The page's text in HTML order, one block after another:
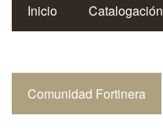
Inicio Catalogación
Comunidad Fortinera